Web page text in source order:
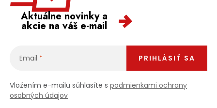
Aktuálne novinky a
akcie na váš e-mail
Email
Vložením e-mailu súhlasíte s podmienkami ochrany
osobných údajov
PRIHLÁSIŤ SA